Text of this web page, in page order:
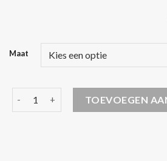
Maat
TOEVOEGEN